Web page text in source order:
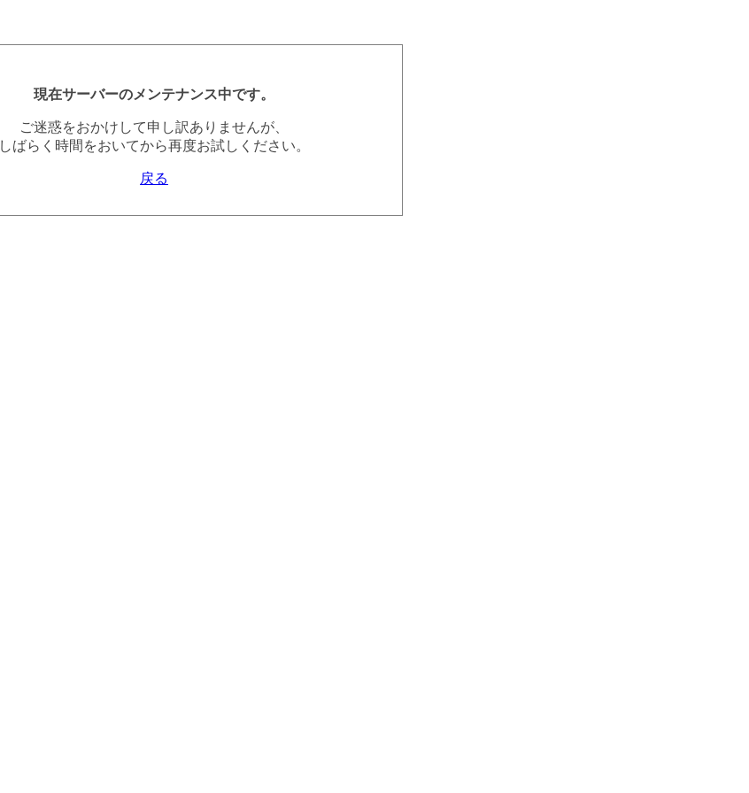
現在サーバーのメンテナンス中です。
ご迷惑をおかけして申し訳ありませんが、
しばらく時間をおいてから再度お試しください。
戻る